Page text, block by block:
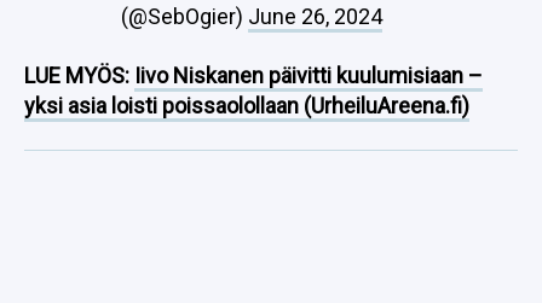
(@SebOgier) June 26, 2024
LUE MYÖS: Iivo Niskanen päivitti kuulumisiaan –
yksi asia loisti poissaolollaan (UrheiluAreena.fi)